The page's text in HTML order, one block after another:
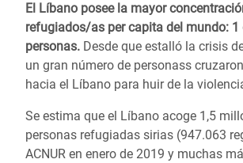
El Líbano posee la mayor
refugiados/as per capita del mundo: 1
personas. Desde que estalló la crisis
un gran número de personass
hacia el Líbano para huir de la
Se estima que el Líbano acoge 1,5
personas refugiadas sirias (947.063
ACNUR en enero de 2019 y muchas